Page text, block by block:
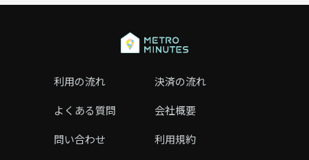
利用の流れ
決済の流れ
よくある質問
会社概要
問い合わせ
利用規約